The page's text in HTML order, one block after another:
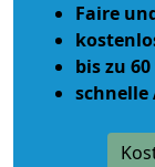
Faire
bis zu
schnelle